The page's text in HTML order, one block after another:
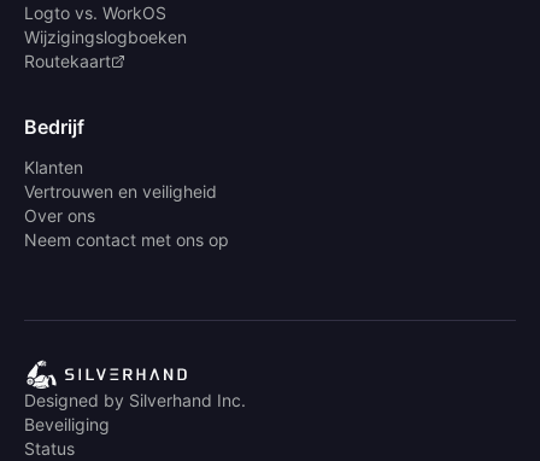
Logto vs. WorkOS
Wijzigingslogboeken
Routekaart
Bedrijf
Klanten
Vertrouwen en veiligheid
Over ons
Neem contact met ons op
Designed by Silverhand Inc.
Beveiliging
Status